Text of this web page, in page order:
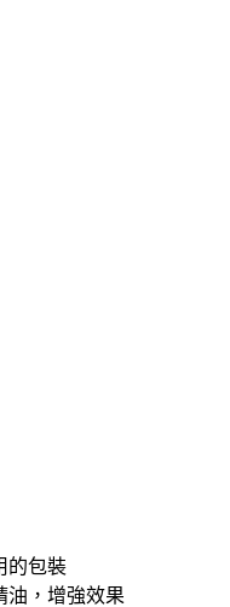
的包裝
油，增強效果